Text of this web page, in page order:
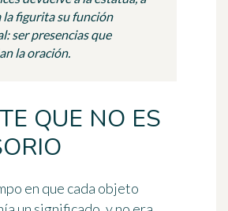
la figurita su función
ser presencias que
la oración.
QUE NO ES
en que cada objeto